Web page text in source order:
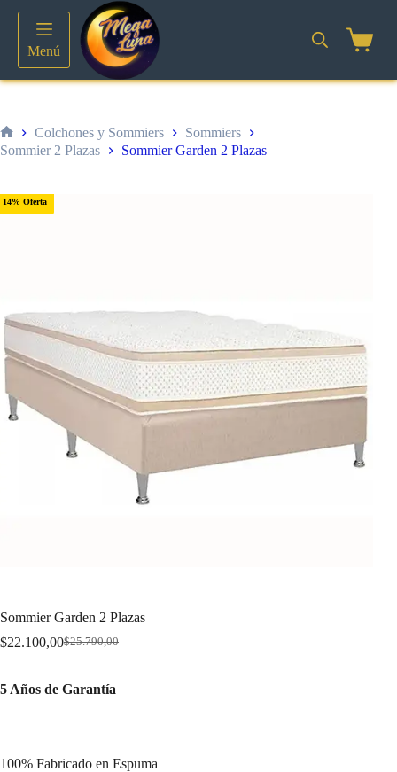
contenido
Menú
Inicio
Colchones y Sommiers
Sommiers
Sommier 2 Plazas
Sommier Garden 2 Plazas
14% Oferta
Sommier Garden 2 Plazas
$25.790,00
Original
$25.790,00.
$22.100,00Current
$22.100,00.
5 Años de Garantía
100% Fabricado en Espuma